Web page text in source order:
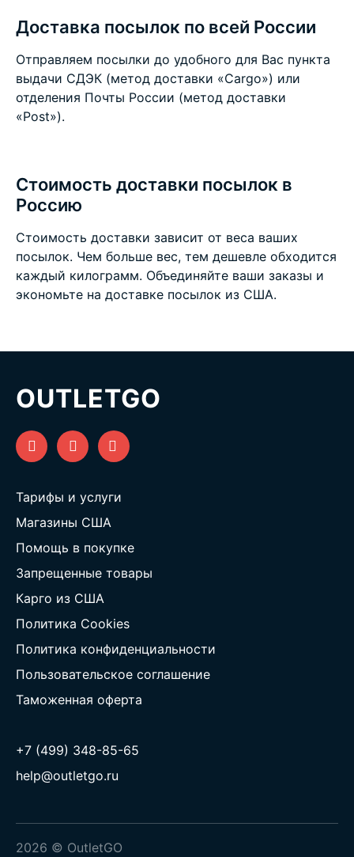
Доставка посылок по всей России
Отправляем посылки до удобного для Вас пункта
выдачи СДЭК (метод доставки «Cargo») или
отделения Почты России (метод доставки
«Post»).
Стоимость доставки посылок в
Россию
Стоимость доставки зависит от веса ваших
посылок. Чем больше вес, тем дешевле обходится
каждый килограмм. Объединяйте ваши заказы и
экономьте на доставке посылок из США.
OUTLETGO
Тарифы и услуги
Магазины США
Помощь в покупке
Запрещенные товары
Карго из США
Политика Cookies
Политика конфиденциальности
Пользовательское соглашение
Таможенная оферта
+7 (499) 348-85-65
help@outletgo.ru
2026 © OutletGO